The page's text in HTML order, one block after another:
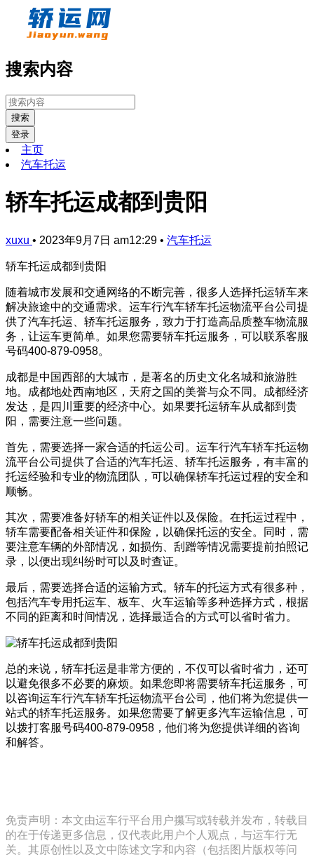
搜索内容
搜索
登录
主页
汽车托运
轿车托运成都到贵阳
xuxu • 2023年9月7日 am12:29 • 汽车托运
轿车托运成都到贵阳
随着城市发展和交通网络的不断完善，很多人选择托运轿车来
解决旅途中的交通需求。运车行汽车轿车托运物流平台公司提
供了汽车托运、轿车托运服务，致力于打造高品质整车物流服
务，让运车更简单。如果您需要轿车托运服务，可以联系客服
号码400-879-0958。
成都是中国西部的大城市，是著名的历史文化名城和旅游胜
地。成都地处西南地区，天府之国的美誉与众不同。成都经济
发达，是四川重要的经济中心。如果要托运轿车从成都到贵
阳，需要注意一些问题。
首先，需要选择一家合适的托运公司。运车行汽车轿车托运物
流平台公司提供了合适的汽车托运、轿车托运服务，有丰富的
托运经验和专业的物流团队，可以确保轿车托运过程的安全和
顺畅。
其次，需要准备好轿车的相关证件以及保险。在托运过程中，
轿车需要配备相关证件和保险，以确保托运的安全。同时，需
要注意车辆的外部情况，如损伤、刮蹭等情况需要提前拍照记
录，以便出现纠纷时可以及时查证。
最后，需要选择合适的运输方式。轿车的托运方式有很多种，
包括汽车专用托运车、板车、火车运输等多种选择方式，根据
不同的距离和时间情况，选择最适合的方式可以省时省力。
总的来说，轿车托运是非常方便的，不仅可以省时省力，还可
以避免很多不必要的麻烦。如果您即将需要轿车托运服务，可
以咨询运车行汽车轿车托运物流平台公司，他们将为您提供一
站式的轿车托运服务。如果您需要了解更多汽车运输信息，可
以拨打客服号码400-879-0958，他们将为您提供详细的咨询
和解答。
免责声明：本文由运车行平台用户攥写或转载并发布，转载目
的在于传递更多信息，仅代表此用户个人观点，与运车行无
关。其原创性以及文中陈述文字和内容（包括图片版权等问